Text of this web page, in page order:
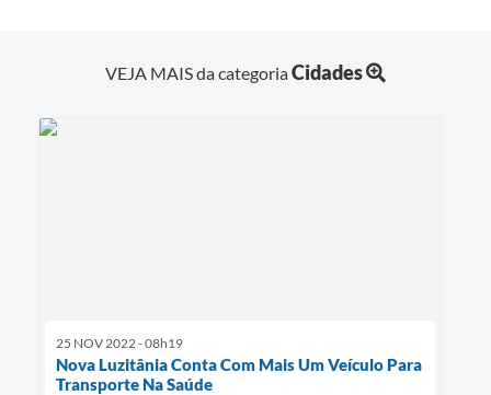
VEJA MAIS da categoriaCidades
25 NOV 2022 - 08h19
Nova Luzitânia Conta Com Mais Um Veículo Para
Transporte Na Saúde